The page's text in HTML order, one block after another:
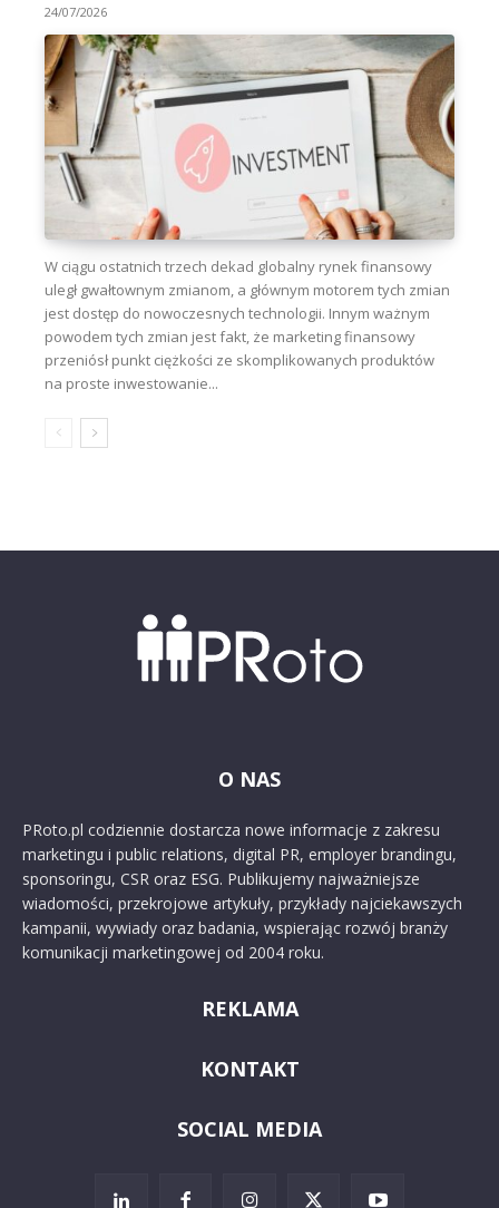
24/07/2026
W ciągu ostatnich trzech dekad globalny rynek finansowy
uległ gwałtownym zmianom, a głównym motorem tych zmian
jest dostęp do nowoczesnych technologii. Innym ważnym
powodem tych zmian jest fakt, że marketing finansowy
przeniósł punkt ciężkości ze skomplikowanych produktów
na proste inwestowanie...
O NAS
PRoto.pl codziennie dostarcza nowe informacje z zakresu
marketingu i public relations, digital PR, employer brandingu,
sponsoringu, CSR oraz ESG. Publikujemy najważniejsze
wiadomości, przekrojowe artykuły, przykłady najciekawszych
kampanii, wywiady oraz badania, wspierając rozwój branży
komunikacji marketingowej od 2004 roku.
REKLAMA
KONTAKT
SOCIAL MEDIA